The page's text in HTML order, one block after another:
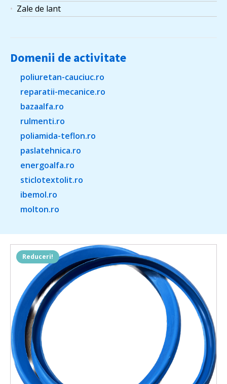
Zale de lant
Domenii de activitate
poliuretan-cauciuc.ro
reparatii-mecanice.ro
bazaalfa.ro
rulmenti.ro
poliamida-teflon.ro
paslatehnica.ro
energoalfa.ro
sticlotextolit.ro
ibemol.ro
molton.ro
Reduceri!